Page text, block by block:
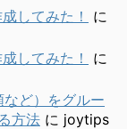
してみた！
に
してみた！
に
など）をグルー
方法 に joytips